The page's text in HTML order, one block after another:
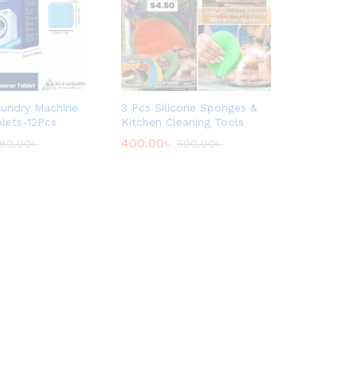
Machine
12Pcs
৳
3 Pcs Silicone Sponges &
Kitchen Cleaning Tools
400.00৳ 500.00৳